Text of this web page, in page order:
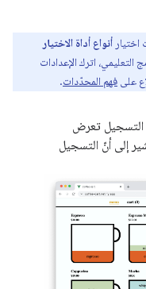
أنواع أداة الاختيار
التعليمي، اترك الإعدادات
على فهم المحدّدات.
التسجيل تعرض
إلى أنّ التسجيل